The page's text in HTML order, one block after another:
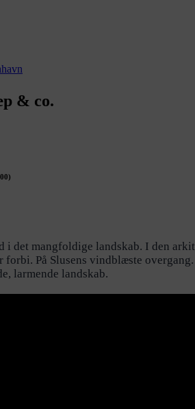
& co.
det mangfoldige landskab. I den
På Slusens vindblæste
larmende landskab.